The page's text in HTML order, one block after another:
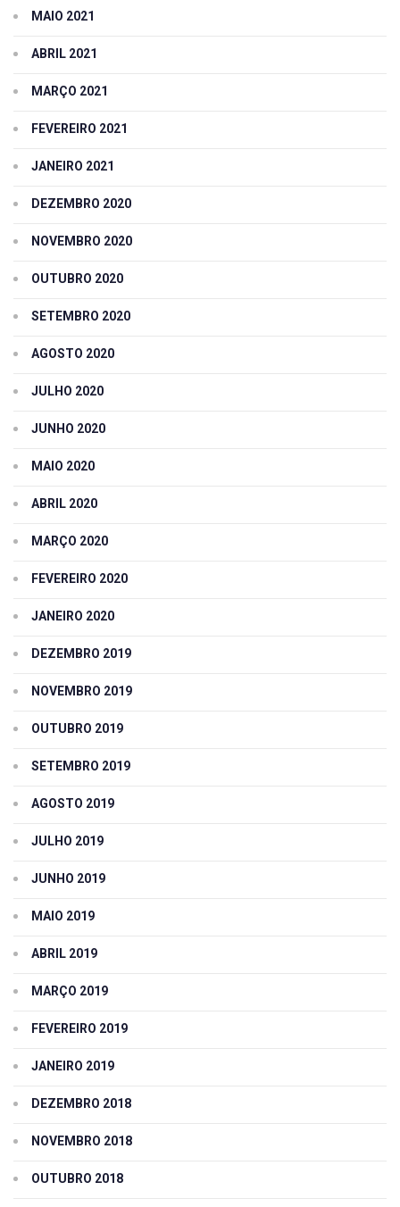
MAIO 2021
ABRIL 2021
MARÇO 2021
FEVEREIRO 2021
JANEIRO 2021
DEZEMBRO 2020
NOVEMBRO 2020
OUTUBRO 2020
SETEMBRO 2020
AGOSTO 2020
JULHO 2020
JUNHO 2020
MAIO 2020
ABRIL 2020
MARÇO 2020
FEVEREIRO 2020
JANEIRO 2020
DEZEMBRO 2019
NOVEMBRO 2019
OUTUBRO 2019
SETEMBRO 2019
AGOSTO 2019
JULHO 2019
JUNHO 2019
MAIO 2019
ABRIL 2019
MARÇO 2019
FEVEREIRO 2019
JANEIRO 2019
DEZEMBRO 2018
NOVEMBRO 2018
OUTUBRO 2018